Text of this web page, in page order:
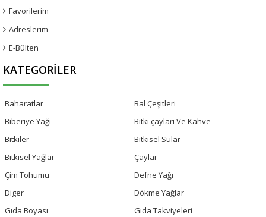
Favorilerim
Adreslerim
E-Bülten
KATEGORILER
Baharatlar
Bal Çeşitleri
Biberiye Yağı
Bitki çayları Ve Kahve
Bitkiler
Bitkisel Sular
Bitkisel Yağlar
Çaylar
Çim Tohumu
Defne Yağı
Diger
Dökme Yağlar
Gıda Boyası
Gıda Takviyeleri